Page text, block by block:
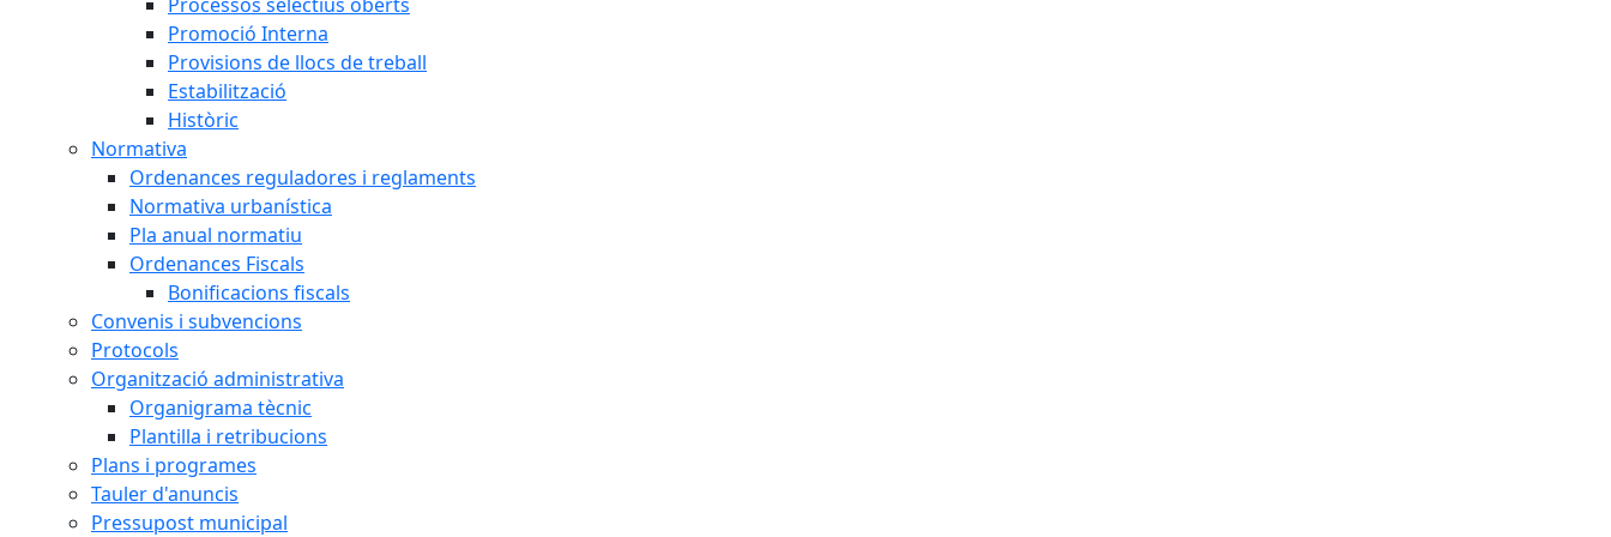
Promoció Interna
Provisions de llocs de treball
Estabilització
Històric
Normativa
Ordenances reguladores i reglaments
Normativa urbanística
Pla anual normatiu
Ordenances Fiscals
Bonificacions fiscals
Convenis i subvencions
Protocols
Organització administrativa
Organigrama tècnic
Plantilla i retribucions
Plans i programes
Tauler d'anuncis
Pressupost municipal